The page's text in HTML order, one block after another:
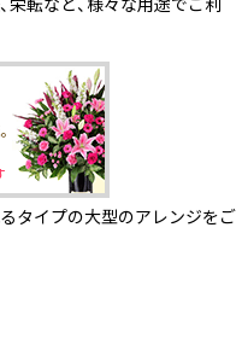
タイプの大型のアレンジをご